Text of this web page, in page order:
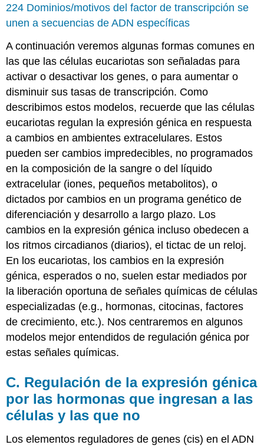
224 Dominios/motivos del factor de transcripción se
unen a secuencias de ADN específicas
A continuación veremos algunas formas comunes en
las que las células eucariotas son señaladas para
activar o desactivar los genes, o para aumentar o
disminuir sus tasas de transcripción. Como
describimos estos modelos, recuerde que las células
eucariotas regulan la expresión génica en respuesta
a cambios en ambientes extracelulares. Estos
pueden ser cambios impredecibles, no programados
en la composición de la sangre o del líquido
extracelular (iones, pequeños metabolitos), o
dictados por cambios en un programa genético de
diferenciación y desarrollo a largo plazo. Los
cambios en la expresión génica incluso obedecen a
los ritmos circadianos (diarios), el tictac de un reloj.
En los eucariotas, los cambios en la expresión
génica, esperados o no, suelen estar mediados por
la liberación oportuna de señales químicas de células
especializadas (e.g., hormonas, citocinas, factores
de crecimiento, etc.). Nos centraremos en algunos
modelos mejor entendidos de regulación génica por
estas señales químicas.
C. Regulación de la expresión génica
por las hormonas que ingresan a las
células y las que no
Los elementos reguladores de genes (cis) en el ADN